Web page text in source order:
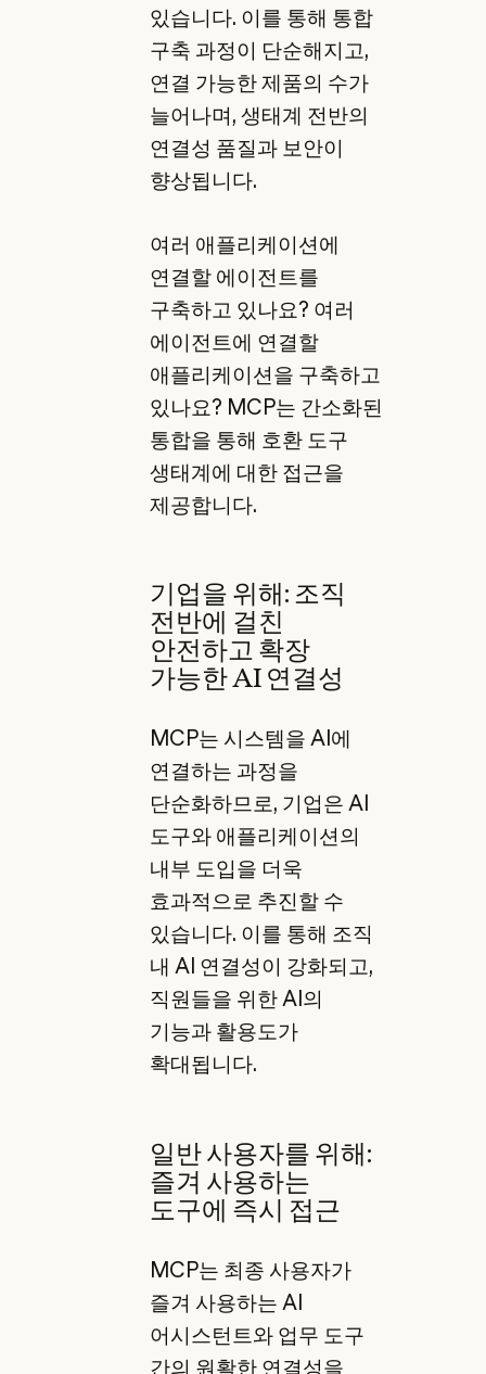
있습니다. 이를 통해 통합
구축 과정이 단순해지고,
연결 가능한 제품의 수가
늘어나며, 생태계 전반의
연결성 품질과 보안이
향상됩니다.
여러 애플리케이션에
연결할 에이전트를
구축하고 있나요? 여러
에이전트에 연결할
애플리케이션을 구축하고
있나요? MCP는 간소화된
통합을 통해 호환 도구
생태계에 대한 접근을
제공합니다.
기업을 위해: 조직
전반에 걸친
안전하고 확장
가능한 AI 연결성
MCP는 시스템을 AI에
연결하는 과정을
단순화하므로, 기업은 AI
도구와 애플리케이션의
내부 도입을 더욱
효과적으로 추진할 수
있습니다. 이를 통해 조직
내 AI 연결성이 강화되고,
직원들을 위한 AI의
기능과 활용도가
확대됩니다.
일반 사용자를 위해:
즐겨 사용하는
도구에 즉시 접근
MCP는 최종 사용자가
즐겨 사용하는 AI
어시스턴트와 업무 도구
간의 원활한 연결성을